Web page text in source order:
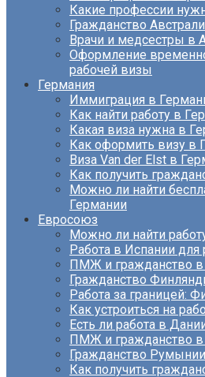
Какие профессии
Гражданство
Врачи и медсестры в
Оформление
рабочей визы
Германия
Иммиграция в
Как найти работу в
Какая виза нужна в
Как оформить визу в
Виза Van der Elst в
Как получить
Можно ли найти
Германии
Евросоюз
Можно ли найти
Работа в Испании для
ПМЖ и гражданство в
Гражданство
Работа за границей:
Как устроиться на
Есть ли работа в
ПМЖ и гражданство в
Гражданство Румынии
Как получить